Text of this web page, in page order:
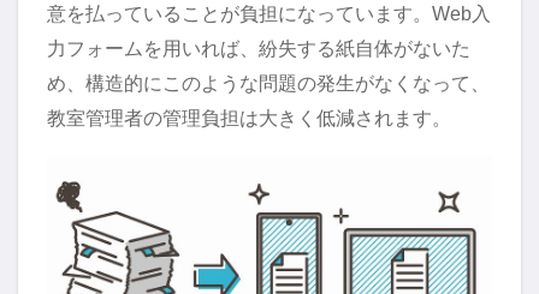
意を払っていることが負担になっています。Web入
力フォームを用いれば、紛失する紙自体がないた
め、構造的にこのような問題の発生がなくなって、
教室管理者の管理負担は大きく低減されます。